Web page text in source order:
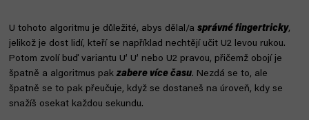
U tohoto algoritmu je důležité, abys dělal/a správné fingertricky,
jelikož je dost lidí, kteří se například nechtějí učit U2 levou rukou.
Potom zvolí buď variantu U’ U’ nebo U2 pravou, přičemž obojí je
špatně a algoritmus pakzabere více času. Nezdá se to, ale
špatně se to pak přeučuje, když se dostaneš na úroveň, kdy se
snažíš osekat každou sekundu.